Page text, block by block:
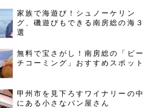
家族で海遊び！シュノーケリン
グ、磯遊びもできる南房総の海３
選
無料で宝さがし！南房総の「ビー
チコーミング」おすすめスポット
甲州市を見下ろすワイナリーの中
にある小さなパン屋さん